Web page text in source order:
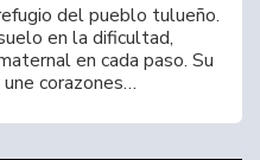
del pueblo tulueño.
en la dificultad,
en cada paso. Su
corazones…